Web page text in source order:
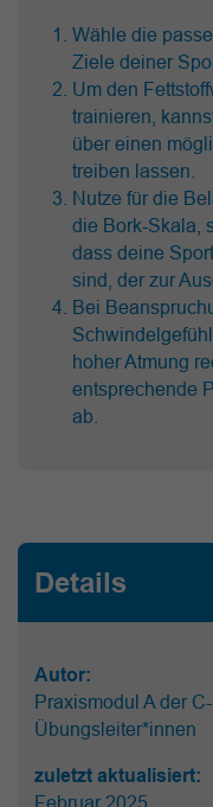
Wähle die
Ziele deiner
Um den
trainieren,
über einen
treiben lassen.
Nutze für die
die Bork-Skala,
dass deine
sind, der zur
Bei
hoher Atmung
entsprechende
ab.
Details
Autor:
Praxismodul A der
Übungsleiter*innen
zuletzt aktualisiert: